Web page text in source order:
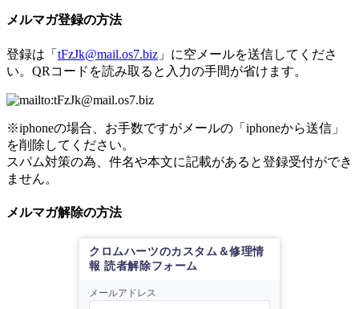
メルマガ登録の方法
登録は「 tFzJk@mail.os7.biz 」に空メールを送信してくださ
い。QRコードを読み取ると入力の手間が省けます。
※iphoneの場合、お手数ですがメールの「iphoneから送信」
を削除してください。
スパム対策の為、件名や本文に記載があると登録受付ができ
ません。
メルマガ解除の方法
クロムハーツのカスタム＆修理情
報 読者解除フォーム
メールアドレス